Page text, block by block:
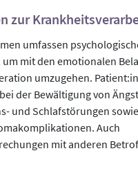
zur
umfassen
mit den emotionalen
umzugehen.
der Bewältigung von
und Schlafstörungen
Auch
mit anderen